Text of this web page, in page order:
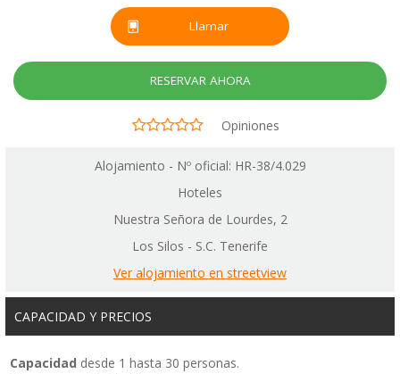
Llamar
RESERVAR AHORA
Opiniones
Alojamiento - Nº oficial: HR-38/4.029
Hoteles
Nuestra Señora de Lourdes, 2
Los Silos - S.C. Tenerife
Ver alojamiento en streetview
CAPACIDAD Y PRECIOS
Capacidad desde 1 hasta 30 personas.